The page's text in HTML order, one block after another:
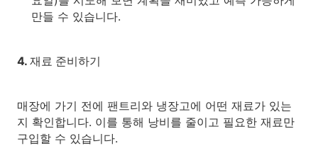
만들 수 있습니다.
4. 재료 준비하기
매장에 가기 전에 팬트리와 냉장고에 어떤 재료가 있는
지 확인합니다. 이를 통해 낭비를 줄이고 필요한 재료만
구입할 수 있습니다.